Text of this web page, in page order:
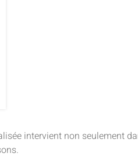
intervient non seulement